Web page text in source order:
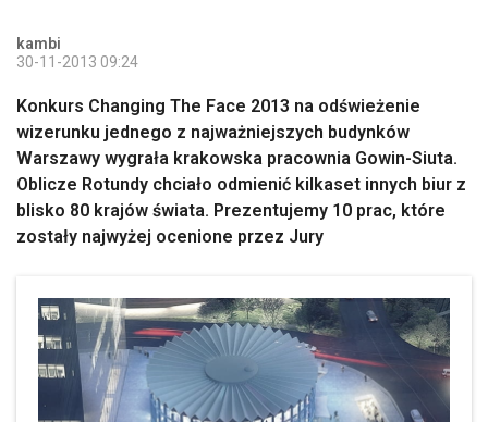
kambi
30-11-2013 09:24
Konkurs Changing The Face 2013 na odświeżenie
wizerunku jednego z najważniejszych budynków
Warszawy wygrała krakowska pracownia Gowin-Siuta.
Oblicze Rotundy chciało odmienić kilkaset innych biur z
blisko 80 krajów świata. Prezentujemy 10 prac, które
zostały najwyżej ocenione przez Jury